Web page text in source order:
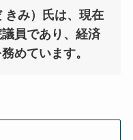
きみ）氏は、現在
員であり、経済
めています。